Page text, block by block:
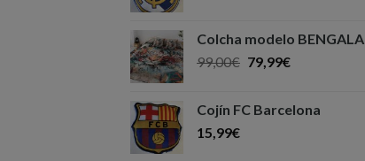
Colcha modelo BENGALA
99,00€ 79,99€
Cojín FC Barcelona
15,99€